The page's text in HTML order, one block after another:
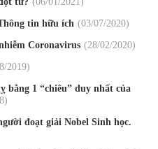
tin hữu ích 03/07/2020
Coronavirus 28/02/2020
/2019
bằng 1 “chiêu” duy nhất của
đoạt giải Nobel Sinh học.
/2020
2020 24/12/2019
/2019